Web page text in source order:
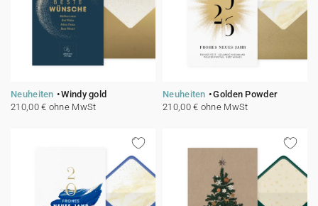
Neuheiten
Windy gold
210,00 € ohne MwSt
Neuheiten
Golden Powder
210,00 € ohne MwSt